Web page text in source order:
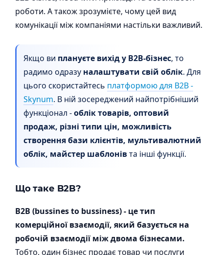
роботи. А також зрозумієте, чому цей вид
комунікації між компаніями настільки важливий.
Якщо ви плануєте вихід у В2В-бізнес, то
радимо одразу налаштувати свій облік. Для
цього скористайтесь платформою для В2В -
Skynum. В ній зосереджений найпотрібніший
функціонал -облік товарів, оптовий
продаж, різні типи цін, можливість
створення бази клієнтів, мультивалютний
облік, майстер шаблонівта інші функції.
Що таке B2B?
B2B (bussines to bussiness) - це тип
комерційної взаємодії, який базується на
робочій взаємодії між двома бізнесами.
Тобто, один бізнес продає товар чи послуги